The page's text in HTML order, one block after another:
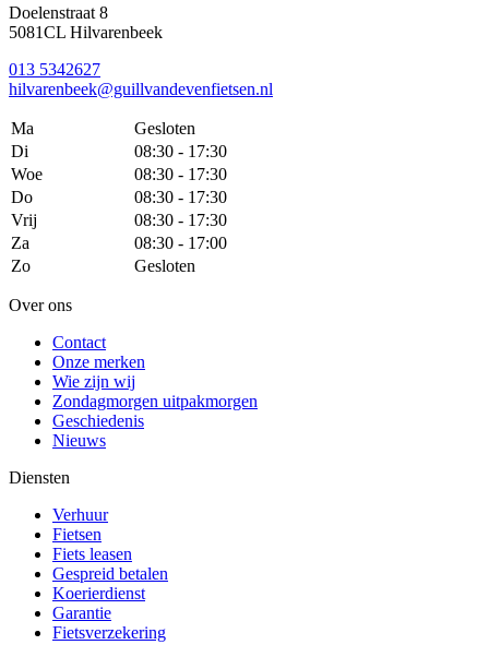
Doelenstraat 8
5081CL Hilvarenbeek
013 5342627
hilvarenbeek@guillvandevenfietsen.nl
Ma
Gesloten
Di
08:30 - 17:30
Woe
08:30 - 17:30
Do
08:30 - 17:30
Vrij
08:30 - 17:30
Za
08:30 - 17:00
Zo
Gesloten
Over ons
Contact
Onze merken
Wie zijn wij
Zondagmorgen uitpakmorgen
Geschiedenis
Nieuws
Diensten
Verhuur
Fietsen
Fiets leasen
Gespreid betalen
Koerierdienst
Garantie
Fietsverzekering